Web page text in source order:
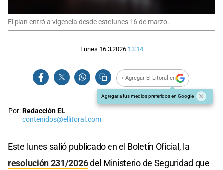
El plan entró a vigencia desde este lunes 16 de marzo.
Lunes 16.3.2026 13:14
+ Agregar El Litoral en
Agregar a tus medios preferidos en Google
Por:Redacción EL
contenidos@ellitoral.com
Este lunes salió publicado en el Boletín Oficial, la
resolución 231/2026del Ministerio de Seguridad que